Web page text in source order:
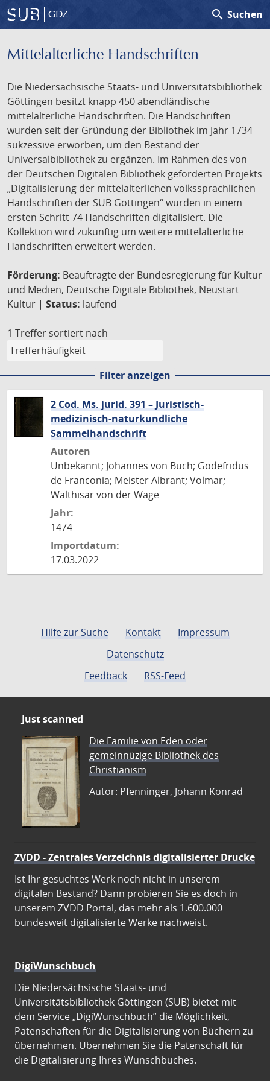
GDZ search Suchen
Mittelalterliche Handschriften
Die Niedersächsische Staats- und Universitätsbibliothek
Göttingen besitzt knapp 450 abendländische
mittelalterliche Handschriften. Die Handschriften
wurden seit der Gründung der Bibliothek im Jahr 1734
sukzessive erworben, um den Bestand der
Universalbibliothek zu ergänzen. Im Rahmen des von
der Deutschen Digitalen Bibliothek geförderten Projekts
„Digitalisierung der mittelalterlichen volkssprachlichen
Handschriften der SUB Göttingen“ wurden in einem
ersten Schritt 74 Handschriften digitalisiert. Die
Kollektion wird zukünftig um weitere mittelalterliche
Handschriften erweitert werden.
Förderung: Beauftragte der Bundesregierung für Kultur
und Medien, Deutsche Digitale Bibliothek, Neustart
Kultur | Status: laufend
1 Treffer sortiert nach
Filter anzeigen
2 Cod. Ms. jurid. 391 – Juristisch-
medizinisch-naturkundliche
Sammelhandschrift
Autoren
Unbekannt; Johannes von Buch; Godefridus
de Franconia; Meister Albrant; Volmar;
Walthisar von der Wage
Jahr:
1474
Importdatum:
17.03.2022
Hilfe zur Suche Kontakt
Impressum
Datenschutz
Feedback
RSS-Feed
Just scanned
Die Familie von Eden oder
gemeinnüzige Bibliothek des
Christianism
Autor: Pfenninger, Johann Konrad
ZVDD - Zentrales Verzeichnis digitalisierter Drucke
Ist Ihr gesuchtes Werk noch nicht in unserem
digitalen Bestand? Dann probieren Sie es doch in
unserem ZVDD Portal, das mehr als 1.600.000
bundesweit digitalisierte Werke nachweist.
DigiWunschbuch
Die Niedersächsische Staats- und
Universitätsbibliothek Göttingen (SUB) bietet mit
dem Service „DigiWunschbuch” die Möglichkeit,
Patenschaften für die Digitalisierung von Büchern zu
übernehmen. Übernehmen Sie die Patenschaft für
die Digitalisierung Ihres Wunschbuches.